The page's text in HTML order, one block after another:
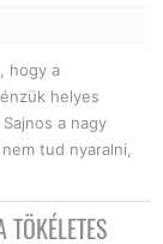
hogy a
helyes
a nagy
tud nyaralni,